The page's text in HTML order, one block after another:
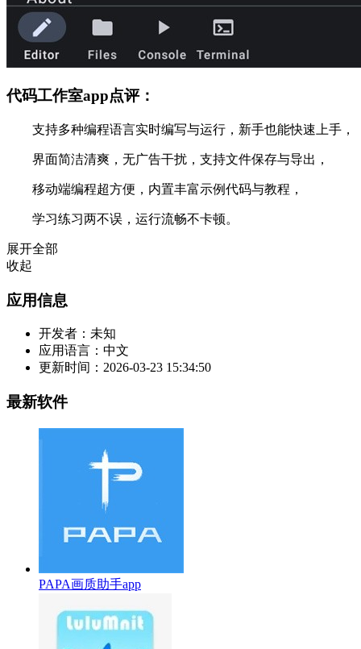
代码工作室app点评：
支持多种编程语言实时编写与运行，新手也能快速上手，
界面简洁清爽，无广告干扰，支持文件保存与导出，
移动端编程超方便，内置丰富示例代码与教程，
学习练习两不误，运行流畅不卡顿。
展开全部
收起
应用信息
开发者： 未知
应用语言： 中文
更新时间： 2026-03-23 15:34:50
最新软件
PAPA画质助手app